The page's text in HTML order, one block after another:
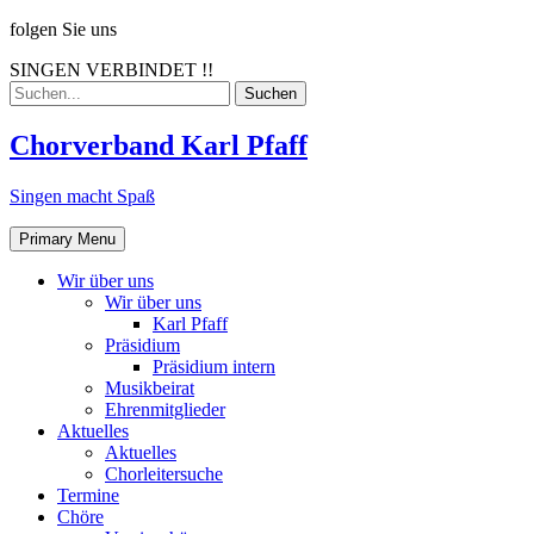
Skip
content
folgen Sie uns
SINGEN VERBINDET !!
Search
for:
Chorverband Karl Pfaff
Singen macht Spaß
Primary Menu
Wir über uns
Wir über uns
Karl Pfaff
Präsidium
Präsidium intern
Musikbeirat
Ehrenmitglieder
Aktuelles
Aktuelles
Chorleitersuche
Termine
Chöre